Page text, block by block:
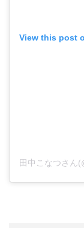
View this post
田中こなつさん